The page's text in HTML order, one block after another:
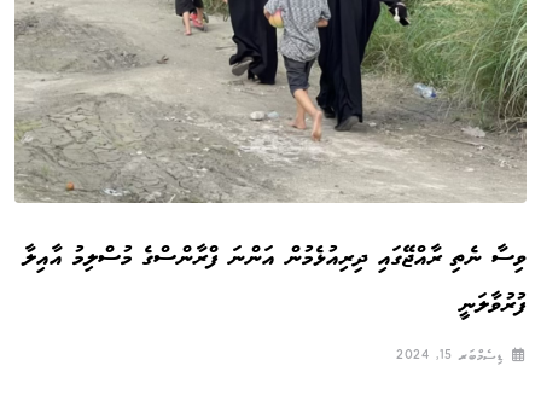
ވިސާ ނެތި ރާއްޖޭގައި ދިރިއުޅެމުން އަންނަ ފްރާންސްގެ މުސްލިމު އާއިލާ
ފުރުވާލަނީ
ޑިސެމްބަރ 15, 2024